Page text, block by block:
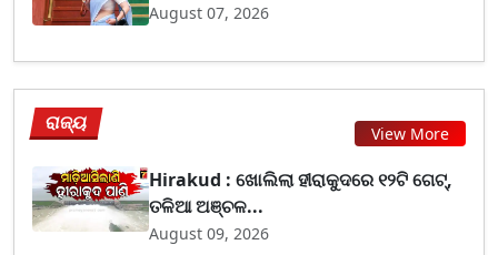
August 07, 2026
ରାଜ୍ୟ View More
Hirakud : ଖୋଲିଲା ହୀରାକୁଦରେ ୧୨ଟି ଗେଟ୍‌,
ତଳିଆ ଅଞ୍ଚଳ...
August 09, 2026